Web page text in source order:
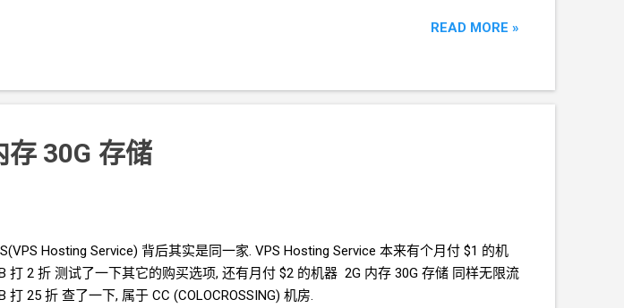
READ MORE »
存 30G 存储
Hosting Service) 背后其实是同一家. VPS Hosting Service 本来有个月付 $1 的机
打 2 折 测试了一下其它的购买选项, 还有月付 $2 的机器 2G 内存 30G 存储 同样无限流
打 25 折 查了一下, 属于 CC (COLOCROSSING) 机房.